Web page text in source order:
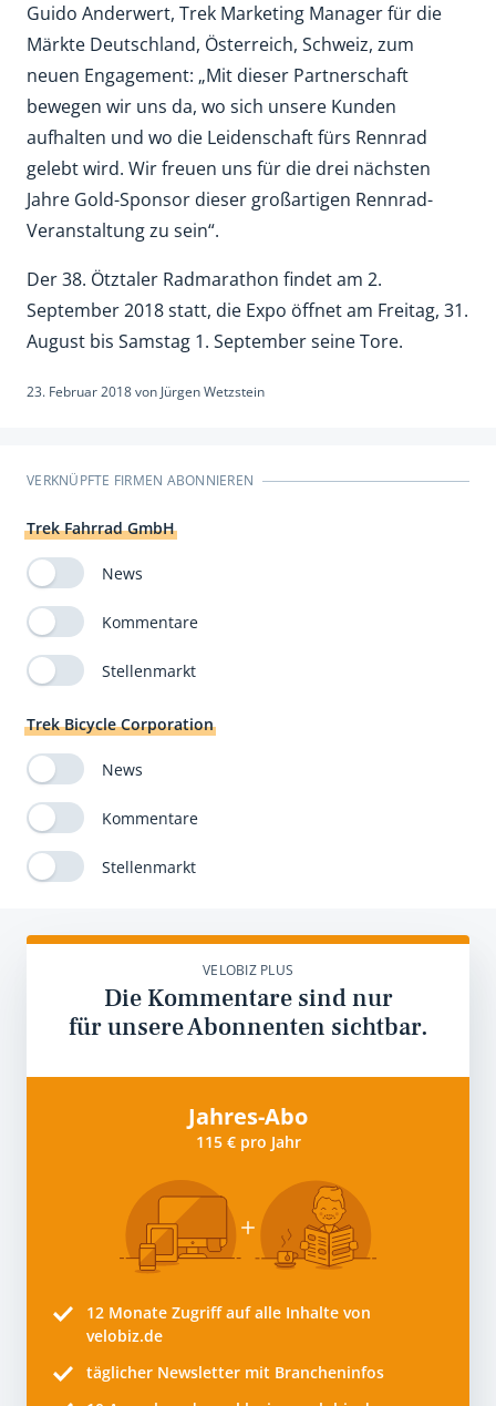
Guido Anderwert, Trek Marketing Manager für die
Märkte Deutschland, Österreich, Schweiz, zum
neuen Engagement: „Mit dieser Partnerschaft
bewegen wir uns da, wo sich unsere Kunden
aufhalten und wo die Leidenschaft fürs Rennrad
gelebt wird. Wir freuen uns für die drei nächsten
Jahre Gold-Sponsor dieser großartigen Rennrad-
Veranstaltung zu sein“.
Der 38. Ötztaler Radmarathon findet am 2.
September 2018 statt, die Expo öffnet am Freitag, 31.
August bis Samstag 1. September seine Tore.
23. Februar 2018von Jürgen Wetzstein
VERKNÜPFTE FIRMEN ABONNIEREN
Trek Fahrrad GmbH
News
Kommentare
Stellenmarkt
Trek Bicycle Corporation
News
Kommentare
Stellenmarkt
VELOBIZ PLUS
Die Kommentare sind nur
für unsere Abonnenten sichtbar.
Jahres-Abo
115 € pro Jahr
12 Monate Zugriff auf alle Inhalte von
velobiz.de
täglicher Newsletter mit Brancheninfos